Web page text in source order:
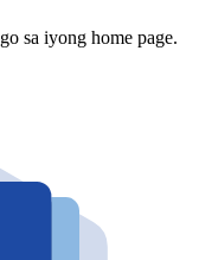
sa iyong home page.